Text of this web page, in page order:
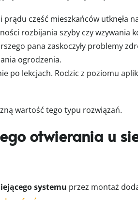
prądu część mieszkańców utknęła
rozbijania szyby czy wzywania
pana zaskoczyły problemy
ogrodzenia.
po lekcjach. Rodzic z poziomu
wartość tego typu rozwiązań.
otwierania u
systemu przez montaż